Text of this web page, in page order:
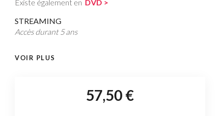
Existe également en DVD >
STREAMING
Accès durant 5 ans
VOIR PLUS
57,50 €